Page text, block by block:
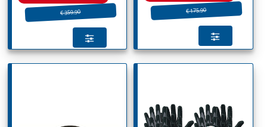
€ 359.90 € 175.90